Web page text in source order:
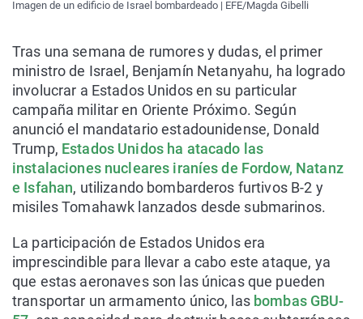
Imagen de un edificio de Israel bombardeado | EFE/Magda Gibelli
Tras una semana de rumores y dudas, el primer
ministro de Israel, Benjamín Netanyahu, ha logrado
involucrar a Estados Unidos en su particular
campaña militar en Oriente Próximo. Según
anunció el mandatario estadounidense, Donald
Trump, Estados Unidos ha atacado las
instalaciones nucleares iraníes de Fordow, Natanz
e Isfahan, utilizando bombarderos furtivos B-2 y
misiles Tomahawk lanzados desde submarinos.
La participación de Estados Unidos era
imprescindible para llevar a cabo este ataque, ya
que estas aeronaves son las únicas que pueden
transportar un armamento único, las bombas GBU-